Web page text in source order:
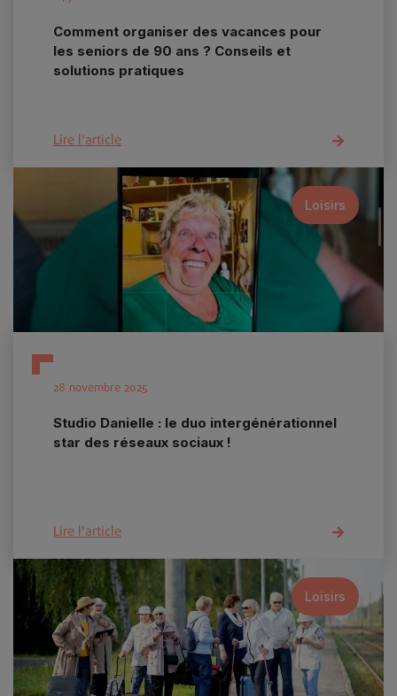
Comment organiser des vacances pour
les seniors de 90 ans ? Conseils et
solutions pratiques
Lire l'article
Loisirs
28 novembre 2025
Studio Danielle : le duo intergénérationnel
star des réseaux sociaux !
Lire l'article
Loisirs